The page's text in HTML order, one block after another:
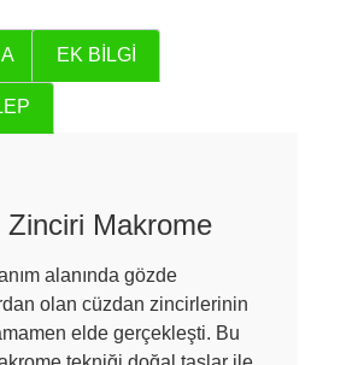
EK BILGI
Zinciri Makrome
alanında gözde
olan cüzdan zincirlerinin
elde gerçekleşti. Bu